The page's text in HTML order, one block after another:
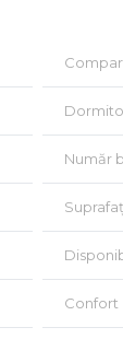
Număr
Confort